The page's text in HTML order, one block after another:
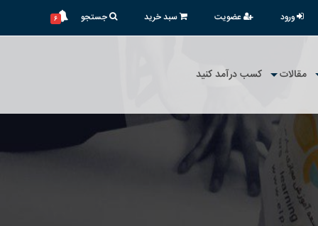
ورود عضویت سبد خرید جستجو ۶
مقالات کسب درآمد کنید